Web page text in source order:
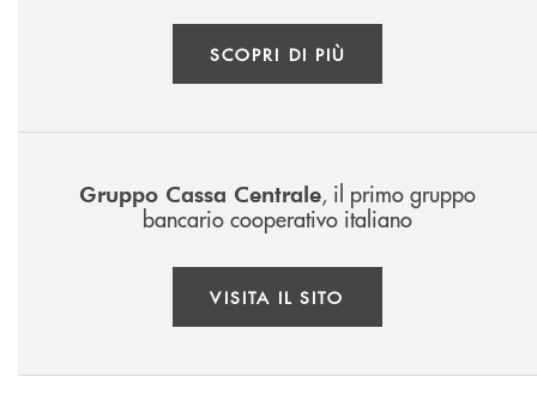
SCOPRI DI PIÙ
Gruppo Cassa Centrale, il primo gruppo
bancario cooperativo italiano
VISITA IL SITO